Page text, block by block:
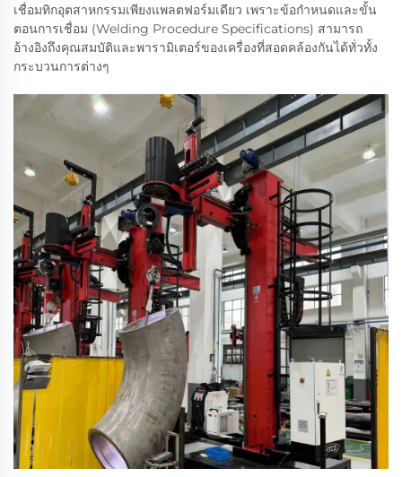
เชื่อมทิกอุตสาหกรรมเพียงแพลตฟอร์มเดียว เพราะข้อกำหนดและขั้น
ตอนการเชื่อม (Welding Procedure Specifications) สามารถ
อ้างอิงถึงคุณสมบัติและพารามิเตอร์ของเครื่องที่สอดคล้องกันได้ทั่วทั้ง
กระบวนการต่างๆ